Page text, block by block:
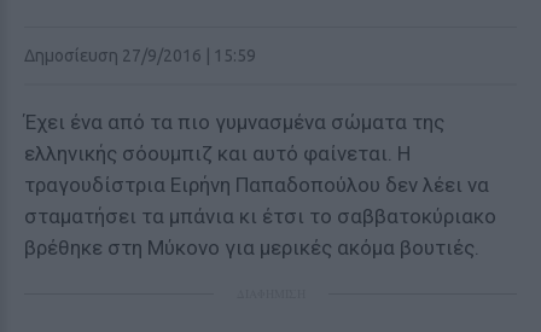
Δημοσίευση 27/9/2016 | 15:59
Έχει ένα από τα πιο γυμνασμένα σώματα της
ελληνικής σόουμπιζ και αυτό φαίνεται. Η
τραγουδίστρια Ειρήνη Παπαδοπούλου δεν λέει να
σταματήσει τα μπάνια κι έτσι το σαββατοκύριακο
βρέθηκε στη Μύκονο για μερικές ακόμα βουτιές.